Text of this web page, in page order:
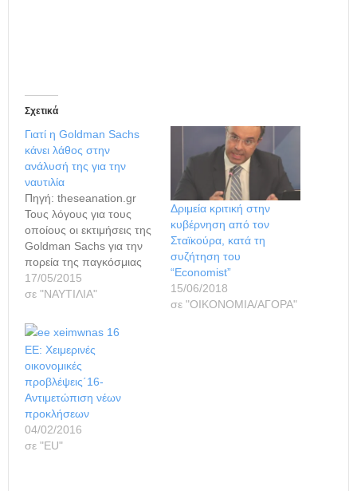
Σχετικά
Γιατί η Goldman Sachs
κάνει λάθος στην
ανάλυσή της για την
ναυτιλία
Πηγή: theseanation.gr
Τους λόγους για τους
οποίους οι εκτιμήσεις της
Goldman Sachs για την
πορεία της παγκόσμιας
ναυτιλίας είναι
παρακινδυνευμένες
ο Γιώργος
ναυλομεσιτικής εταιρείας
"G. Moundreas". H
Goldman Sachs σε µία
πρόσφατη «σηµείωση»
της σχετικά µε την αγορά
των πλοίων µεταφοράς
ξηρού φορτίου
17/05/2015
σε "ΝΑΥΤΙΛΙΑ"
Δριμεία κριτική στην
κυβέρνηση από τον
Σταϊκούρα, κατά τη
συζήτηση του
“Economist”
15/06/2018
σε "ΟΙΚΟΝΟΜΙΑ/ΑΓΟΡΑ"
ΕΕ: Χειμερινές
οικονομικές
προβλέψεις΄16-
Αντιμετώπιση νέων
προκλήσεων
04/02/2016
σε "ΕU"